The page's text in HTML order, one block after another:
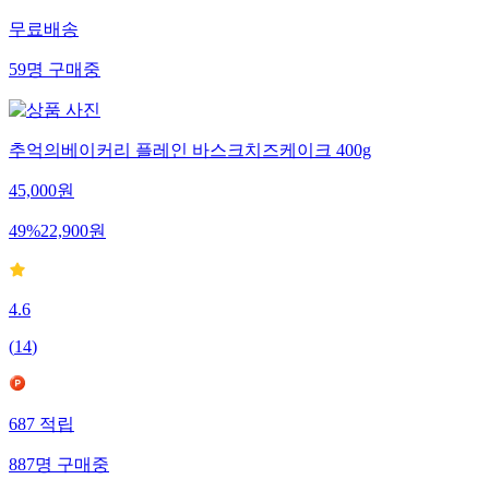
무료배송
59명 구매중
추억의베이커리 플레인 바스크치즈케이크 400g
45,000원
49%22,900원
4.6
(14)
687 적립
887명 구매중